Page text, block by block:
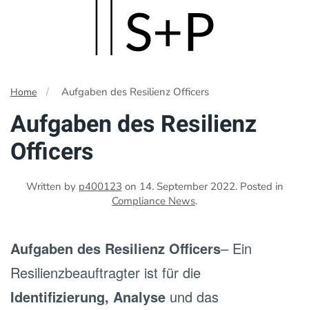
main
content
Home Aufgaben des Resilienz Officers
Aufgaben des Resilienz
Officers
Written by p400123 on 14. September 2022. Posted in
Compliance News.
Aufgaben des Resilienz Officers– Ein
Resilienzbeauftragter ist für die
Identifizierung, Analyse und das